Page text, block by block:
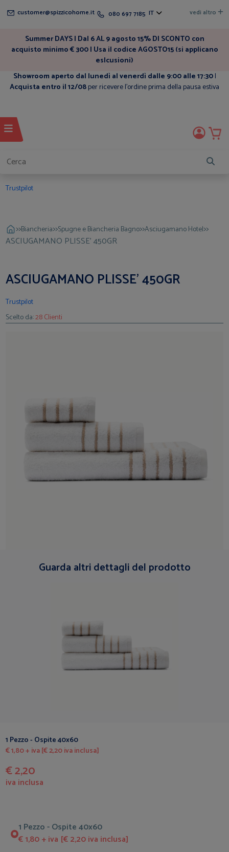
customer@spizzicohome.it 080 697 7185 IT vedi altro
Summer DAYS | Dal 6 AL 9 agosto 15% DI SCONTO con
acquisto minimo € 300 | Usa il codice AGOSTO15 (si applicano
eslcusioni)
Showroom aperto dal lunedì al venerdì dalle 9:00 alle 17:30|
Acquista entro il 12/08per ricevere l'ordine prima della pausa estiva
Trustpilot
>>Biancheria>>Spugne e Biancheria Bagno>>Asciugamano Hotel>>
ASCIUGAMANO PLISSE' 450GR
ASCIUGAMANO PLISSE' 450GR
Trustpilot
Scelto da:28 Clienti
Guarda altri dettagli del prodotto
1 Pezzo - Ospite 40x60
€ 1,80 + iva [€ 2,20 iva inclusa]
€ 2,20
iva inclusa
1 Pezzo - Ospite 40x60
€ 1,80 + iva [€ 2,20 iva inclusa]